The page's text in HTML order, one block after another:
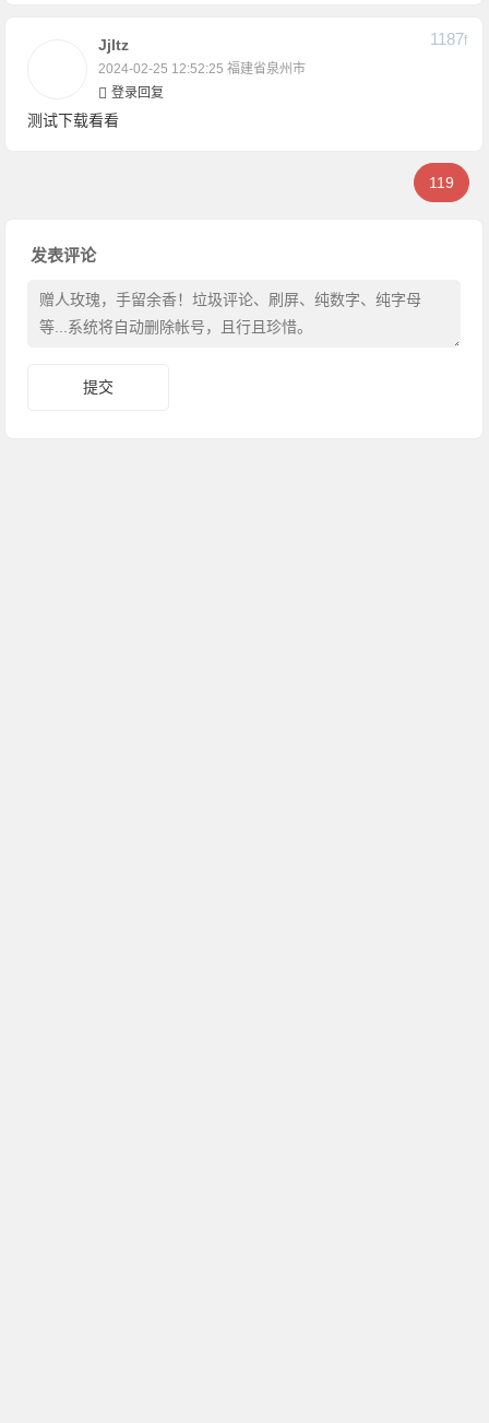
Jjltz
2024-02-25 12:52:25 福建省泉州市
1187F
登录回复
测试下载看看
119
发表评论